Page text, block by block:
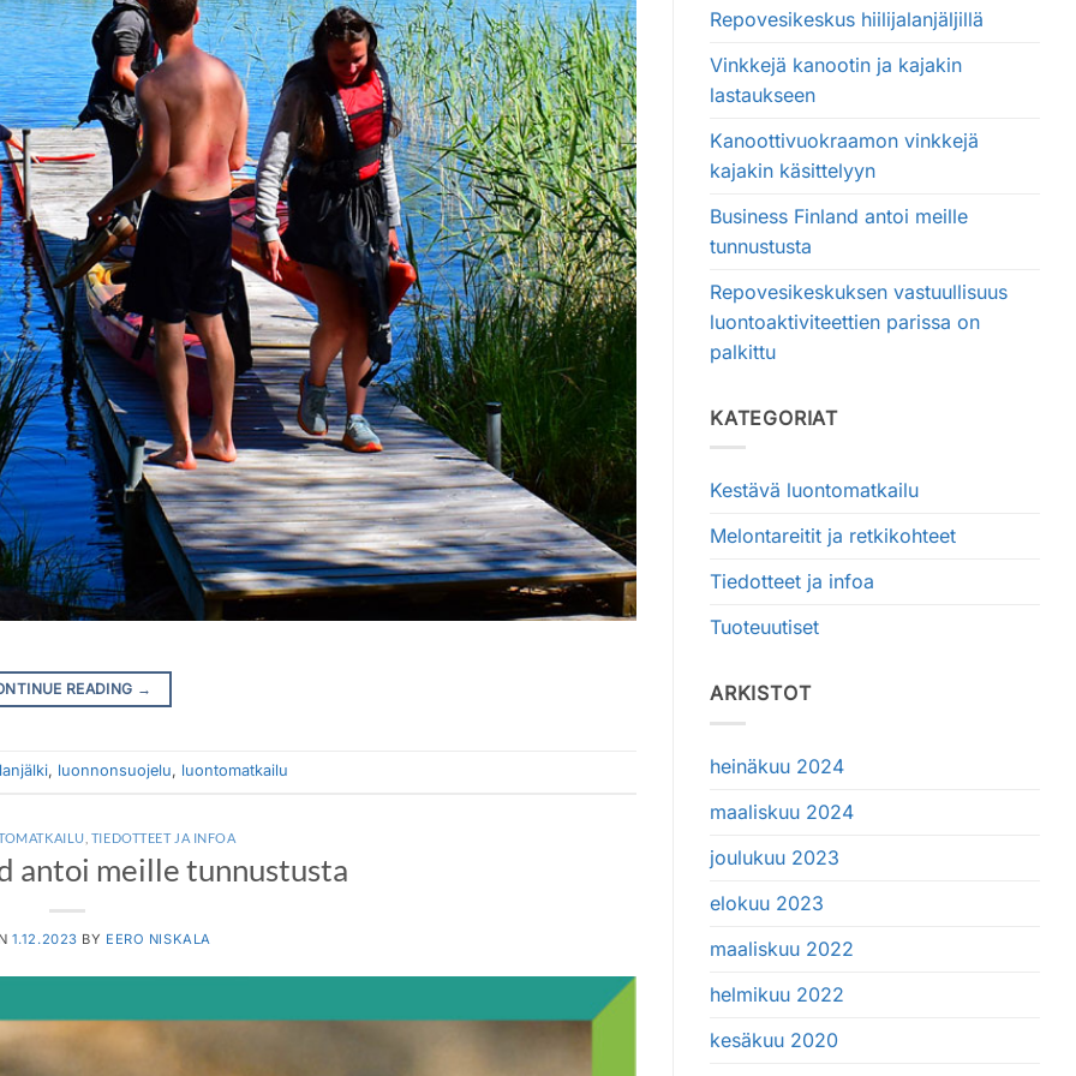
READING →
, luonnonsuojelu, luontomatkailu
TIEDOTTEET JA INFOA
antoi meille tunnustusta
1.12.2023 BY EERO NISKALA
Repovesikeskus hiilijalanjäljillä
Vinkkejä kanootin ja kajakin
lastaukseen
Kanoottivuokraamon vinkkejä
kajakin käsittelyyn
Business Finland antoi meille
tunnustusta
Repovesikeskuksen vastuullisuus
luontoaktiviteettien parissa on
palkittu
KATEGORIAT
Kestävä luontomatkailu
Melontareitit ja retkikohteet
Tiedotteet ja infoa
Tuoteuutiset
ARKISTOT
heinäkuu 2024
maaliskuu 2024
joulukuu 2023
elokuu 2023
maaliskuu 2022
helmikuu 2022
kesäkuu 2020